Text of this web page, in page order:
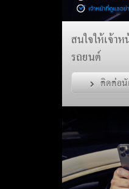
สนใจให้เจ้า
รถยนต์
ติดต่อ